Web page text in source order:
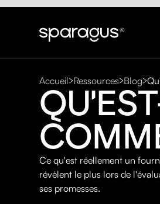
Accueil Ressources Blog
Ce qu'est réellement un
révèlent le plus lors de
ses promesses.